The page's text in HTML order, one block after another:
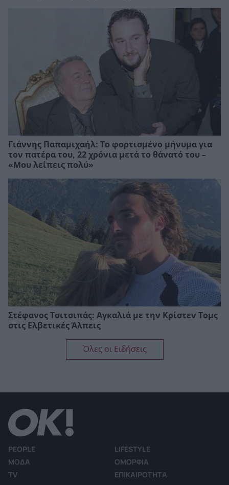
Γιάννης Παπαμιχαήλ: Το φορτισμένο μήνυμα για
τον πατέρα του, 22 χρόνια μετά το θάνατό του –
«Μου λείπεις πολύ»
Στέφανος Τσιτσιπάς: Αγκαλιά με την Κρίστεν Τομς
στις Ελβετικές Άλπεις
Όλες οι Ειδήσεις
PEOPLE
LIFESTYLE
ΜΟΔΑ
ΟΜΟΡΦΙΑ
TV
ΕΠΙΚΑΙΡΟΤΗΤΑ